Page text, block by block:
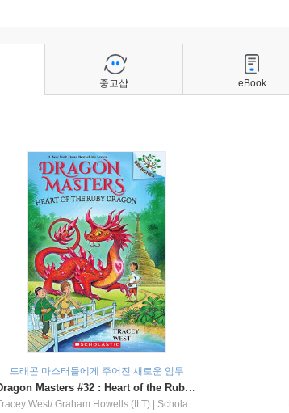
드래곤 마스터들에게 주어진 새로운 임무
Dragon Masters #32 : Heart of the Ruby Dragon (A Branches Book)
West/ Graham Howells (ILT)
Scholastic Inc
중고샵 eBook